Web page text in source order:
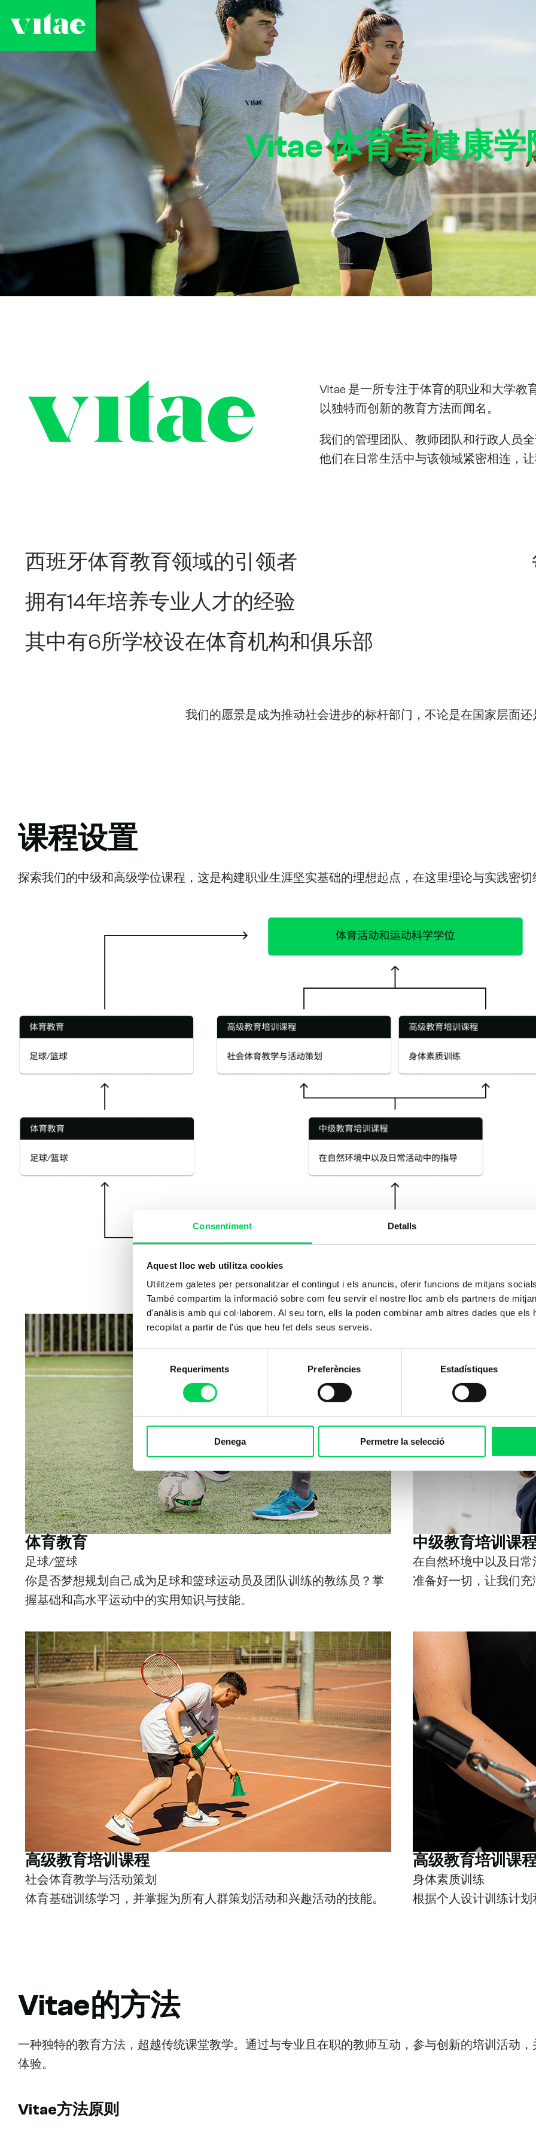
Consentiment Detalls
Aquest lloc web utilitza cookies
Utilitzem galetes per personalitzar el contingut i els anuncis, oferir funcions de mitjans
També compartim la informació sobre com feu servir el nostre lloc amb els partners de
d'anàlisis amb qui col·laborem. Al seu torn, ells la poden combinar amb altres dades que els
recopilat a partir de l'ús que heu fet dels seus serveis.
Selecció
de
consentiment
Requeriments Preferències Estadístiques
Denega Permetre la selecció
Vitae 体育与健康学
Vitae 是一所专注于体育的职业和大学教
以独特而创新的教育方法而闻名。
我们的管理团队、教师团队和行政人员
他们在日常生活中与该领域紧密相连，
西班牙体育教育领域的引领者
拥有14年培养专业人才的经验
其中有6所学校设在体育机构和俱乐部
我们的愿景是成为推动社会进步的标杆部门，不论是在国家层面
课程设置
探索我们的中级和高级学位课程，这是构建职业生涯坚实基础的理想起点，在这里理论与实践密切
体育教育
足球/篮球
你是否梦想规划自己成为足球和篮球运动员及团队训练的教练员？掌
握基础和高水平运动中的实用知识与技能。
中级教育培训课
在自然环境中以及日
准备好一切，让我们
高级教育培训课程
社会体育教学与活动策划
体育基础训练学习，并掌握为所有人群策划活动和兴趣活动的技能。
高级教育培训课
身体素质训练
根据个人设计训练计
Vitae的方法
一种独特的教育方法，超越传统课堂教学。通过与专业且在职的教师互动，参与创新的培训活动
体验。
Vitae方法原则